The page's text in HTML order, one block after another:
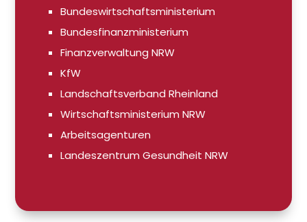
Bundeswirtschaftsministerium
Bundesfinanzministerium
Finanzverwaltung NRW
KfW
Landschaftsverband Rheinland
Wirtschaftsministerium NRW
Arbeitsagenturen
Landeszentrum Gesundheit NRW